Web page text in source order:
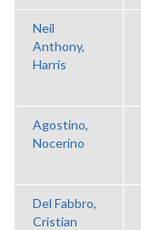
Neil
Anthony,
Harris
Agostino,
Nocerino
Del Fabbro,
Cristian